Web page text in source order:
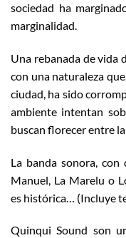
sociedad ha
marginalidad.
Una rebanada de vida
con una naturaleza
ciudad, ha sido
ambiente intentan
buscan florecer entre
La banda sonora, con
Manuel, La Marelu o
es histórica… (Incluye
Quinqui Sound son